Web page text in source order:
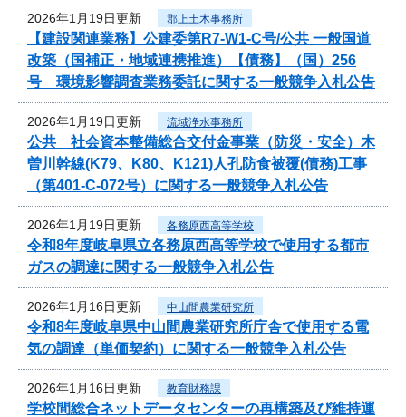
2026年1月19日更新 郡上土木事務所
【建設関連業務】公建委第R7-W1-C号/公共 一般国道
改築（国補正・地域連携推進）【債務】（国）256
号 環境影響調査業務委託に関する一般競争入札公告
2026年1月19日更新 流域浄水事務所
公共 社会資本整備総合交付金事業（防災・安全）木
曽川幹線(K79、K80、K121)人孔防食被覆(債務)工事
（第401-C-072号）に関する一般競争入札公告
2026年1月19日更新 各務原西高等学校
令和8年度岐阜県立各務原西高等学校で使用する都市
ガスの調達に関する一般競争入札公告
2026年1月16日更新 中山間農業研究所
令和8年度岐阜県中山間農業研究所庁舎で使用する電
気の調達（単価契約）に関する一般競争入札公告
2026年1月16日更新 教育財務課
学校間総合ネットデータセンターの再構築及び維持運